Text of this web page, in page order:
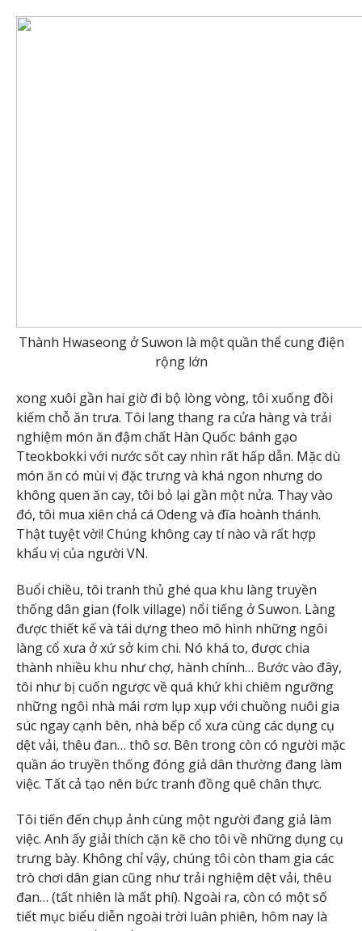
Thành Hwaseong ở Suwon là một quần thể cung điện
rộng lớn
xong xuôi gần hai giờ đi bộ lòng vòng, tôi xuống đồi
kiếm chỗ ăn trưa. Tôi lang thang ra cửa hàng và trải
nghiệm món ăn đậm chất Hàn Quốc: bánh gạo
Tteokbokki với nước sốt cay nhìn rất hấp dẫn. Mặc dù
món ăn có mùi vị đặc trưng và khá ngon nhưng do
không quen ăn cay, tôi bỏ lại gần một nửa. Thay vào
đó, tôi mua xiên chả cá Odeng và đĩa hoành thánh.
Thật tuyệt vời! Chúng không cay tí nào và rất hợp
khẩu vị của người VN.
Buổi chiều, tôi tranh thủ ghé qua khu làng truyền
thống dân gian (folk village) nổi tiếng ở Suwon. Làng
được thiết kế và tái dựng theo mô hình những ngôi
làng cổ xưa ở xứ sở kim chi. Nó khá to, được chia
thành nhiều khu như chợ, hành chính… Bước vào đây,
tôi như bị cuốn ngược về quá khứ khi chiêm ngưỡng
những ngôi nhà mái rơm lụp xụp với chuồng nuôi gia
súc ngay cạnh bên, nhà bếp cổ xưa cùng các dụng cụ
dệt vải, thêu đan… thô sơ. Bên trong còn có người mặc
quần áo truyền thống đóng giả dân thường đang làm
việc. Tất cả tạo nên bức tranh đồng quê chân thực.
Tôi tiến đến chụp ảnh cùng một người đang giả làm
việc. Anh ấy giải thích cặn kẽ cho tôi về những dụng cụ
trưng bày. Không chỉ vậy, chúng tôi còn tham gia các
trò chơi dân gian cũng như trải nghiệm dệt vải, thêu
đan… (tất nhiên là mất phí). Ngoài ra, còn có một số
tiết mục biểu diễn ngoài trời luân phiên, hôm nay là